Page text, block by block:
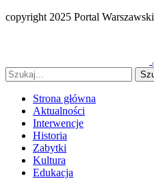
copyright 2025 Portal Warszawski
Strona główna
Aktualności
Interwencje
Historia
Zabytki
Kultura
Edukacja